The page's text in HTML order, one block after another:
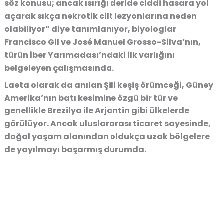
söz konusu; ancak ısırığı deride ciddi hasara yol
açarak sıkça nekrotik cilt lezyonlarına neden
olabiliyor” diye tanımlanıyor, biyologlar
Francisco Gil ve José Manuel Grosso-Silva’nın,
türün İber Yarımadası’ndaki ilk varlığını
belgeleyen çalışmasında.
Laeta olarak da anılan Şili keşiş örümceği, Güney
Amerika’nın batı kesimine özgü bir tür ve
genellikle Brezilya ile Arjantin gibi ülkelerde
görülüyor. Ancak uluslararası ticaret sayesinde,
doğal yaşam alanından oldukça uzak bölgelere
de yayılmayı başarmış durumda.